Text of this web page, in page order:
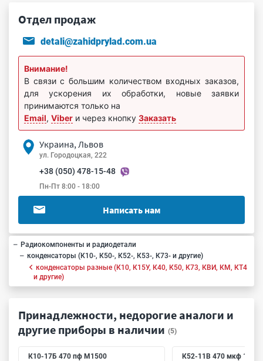
Отдел продаж
detali@zahidprylad.com.ua
Внимание!
В связи с большим количеством входных заказов,
для ускорения их обработки, новые заявки
принимаются только на
Email, Viber и через кнопку Заказать
Украина, Львов
ул. Городоцкая, 222
+38 (050) 478-15-48
Пн-Пт 8:00 - 18:00
Написать нам
Радиокомпоненты и радиодетали
конденсаторы (К10-, К50-, К52-, К53-, К73- и другие)
конденсаторы разные (К10, К15У, К40, К50, К73, КВИ, КМ, КТ4
и другие)
Принадлежности, недорогие аналоги и
другие приборы в наличии (5)
К10-17Б 470 пф М1500 К52-11В 470 мкф 16 в